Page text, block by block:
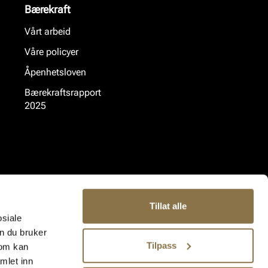
du bruker
kan
inn
Tillat alle
Tilpass
Bærekraft
Vårt arbeid
Våre policyer
Åpenhetsloven
Bærekraftsrapport
2025